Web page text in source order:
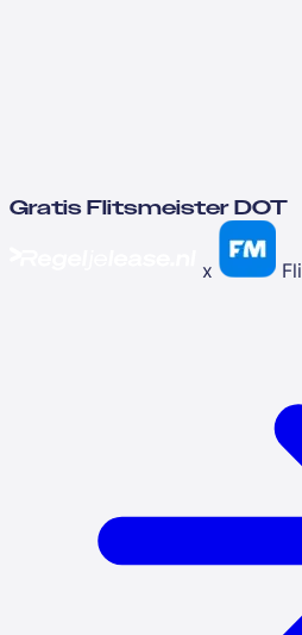
Gratis Flitsmeister DOT
x